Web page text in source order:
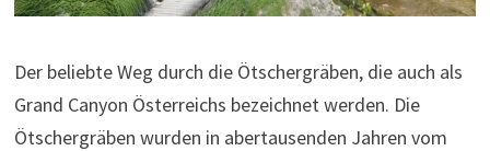
Der beliebte Weg durch die Ötschergräben, die auch als
Grand Canyon Österreichs bezeichnet werden. Die
Ötschergräben wurden in abertausenden Jahren vom